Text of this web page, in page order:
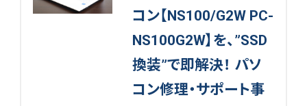
コン【NS100/G2W PC-
NS100G2W】を、”SSD
換装”で即解決！ パソ
コン修理・サポート事